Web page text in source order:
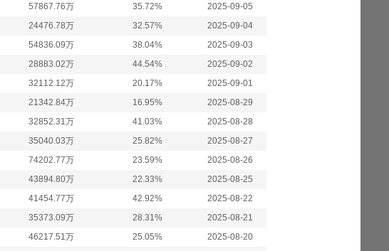
57867.76万 35.72%
2025-09-05
24476.78万 32.57%
2025-09-04
54836.09万 38.04%
2025-09-03
28883.02万 44.54%
2025-09-02
32112.12万 20.17%
2025-09-01
21342.84万 16.95%
2025-08-29
32852.31万 41.03%
2025-08-28
35040.03万 25.82%
2025-08-27
74202.77万 23.59%
2025-08-26
43894.80万 22.33%
2025-08-25
41454.77万 42.92%
2025-08-22
35373.09万 28.31%
2025-08-21
46217.51万 25.05%
2025-08-20